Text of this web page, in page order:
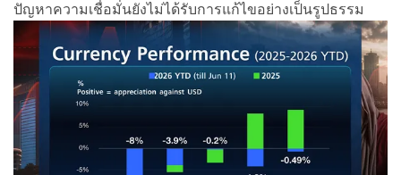
ปัญหาความเชื่อมั่นยังไม่ได้รับการแก้ไขอย่างเป็นรูปธรรม